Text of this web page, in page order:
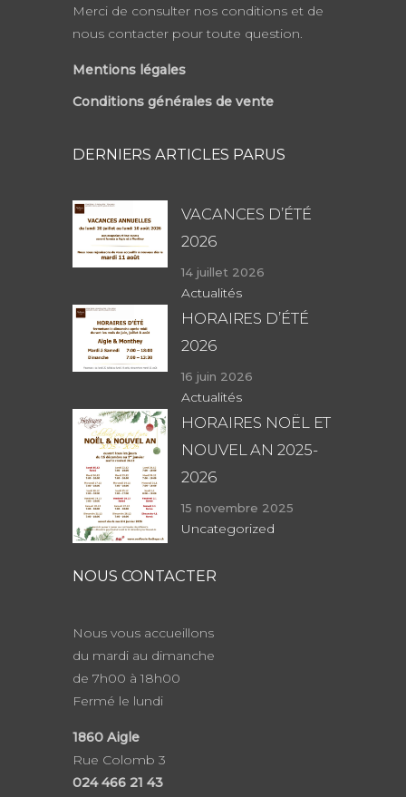
Merci de consulter nos conditions et de
nous contacter pour toute question.
Mentions légales
Conditions générales de vente
DERNIERS ARTICLES PARUS
VACANCES D’ÉTÉ
2026
14 juillet 2026
Actualités
HORAIRES D’ÉTÉ
2026
16 juin 2026
Actualités
HORAIRES NOËL ET
NOUVEL AN 2025-
2026
15 novembre 2025
Uncategorized
NOUS CONTACTER
Nous vous accueillons
du mardi au dimanche
de 7h00 à 18h00
Fermé le lundi
1860 Aigle
Rue Colomb 3
024 466 21 43